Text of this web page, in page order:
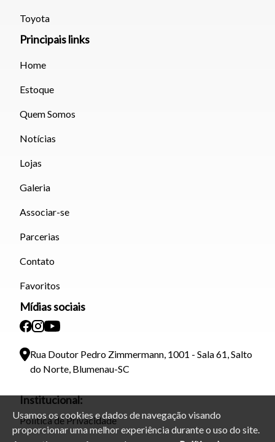
Usamos os cookies e dados de navegação visando
proporcionar uma melhor experiência durante o uso do site.
Toyota
Principais links
Home
Estoque
Quem Somos
Notícias
Lojas
Galeria
Associar-se
Parcerias
Contato
Favoritos
Mídias sociais
Rua Doutor Pedro Zimmermann, 1001 - Sala 61, Salto
do Norte, Blumenau-SC
Institucional:
Política de Privacidade